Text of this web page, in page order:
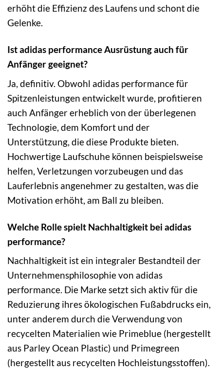
erhöht die Effizienz des Laufens und schont die
Gelenke.
Ist adidas performance Ausrüstung auch für
Anfänger geeignet?
Ja, definitiv. Obwohl adidas performance für
Spitzenleistungen entwickelt wurde, profitieren
auch Anfänger erheblich von der überlegenen
Technologie, dem Komfort und der
Unterstützung, die diese Produkte bieten.
Hochwertige Laufschuhe können beispielsweise
helfen, Verletzungen vorzubeugen und das
Lauferlebnis angenehmer zu gestalten, was die
Motivation erhöht, am Ball zu bleiben.
Welche Rolle spielt Nachhaltigkeit bei adidas
performance?
Nachhaltigkeit ist ein integraler Bestandteil der
Unternehmensphilosophie von adidas
performance. Die Marke setzt sich aktiv für die
Reduzierung ihres ökologischen Fußabdrucks ein,
unter anderem durch die Verwendung von
recycelten Materialien wie Primeblue (hergestellt
aus Parley Ocean Plastic) und Primegreen
(hergestellt aus recycelten Hochleistungsstoffen).